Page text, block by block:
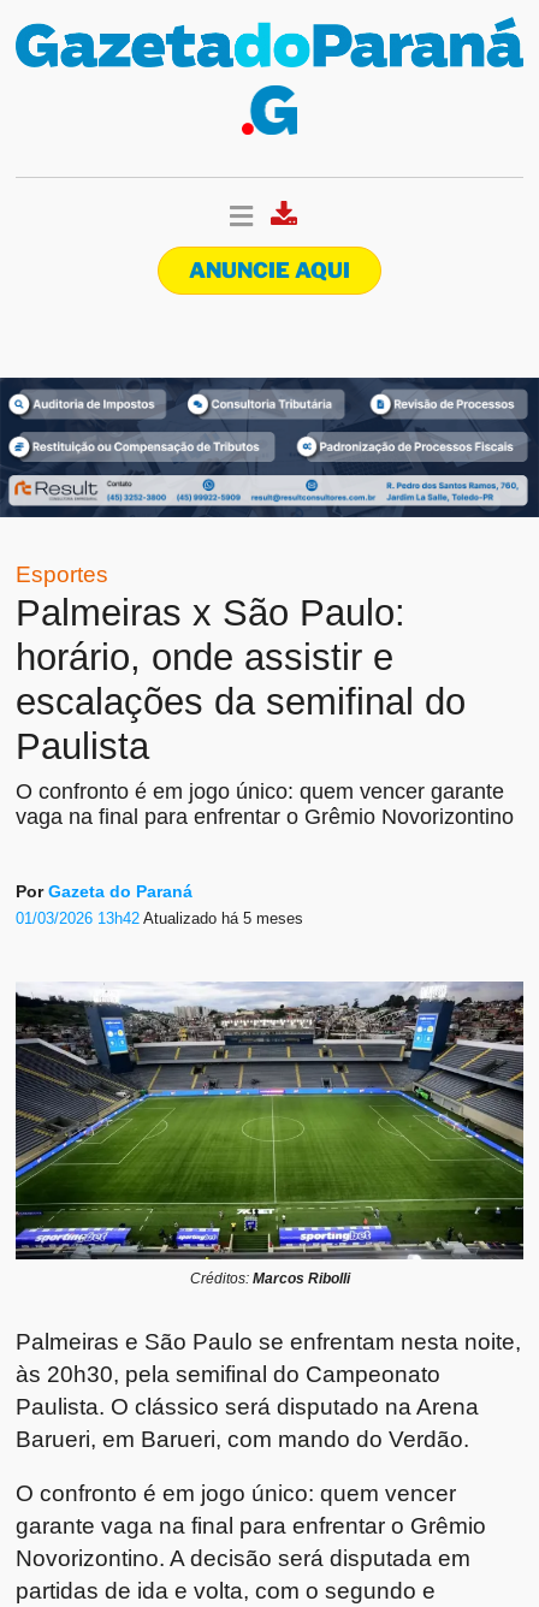
ANUNCIE AQUI
Esportes
Palmeiras x São Paulo:
horário, onde assistir e
escalações da semifinal do
Paulista
O confronto é em jogo único: quem vencer garante
vaga na final para enfrentar o Grêmio Novorizontino
PorGazeta do Paraná
01/03/2026 13h42Atualizado há 5 meses
Créditos: Marcos Ribolli
Palmeiras e São Paulo se enfrentam nesta noite,
às 20h30, pela semifinal do Campeonato
Paulista. O clássico será disputado naArena
Barueri, em Barueri, com mando do Verdão.
O confronto é em jogo único: quem vencer
garante vaga na final para enfrentar o Grêmio
Novorizontino. A decisão será disputada em
partidas de ida e volta, com o segundo e